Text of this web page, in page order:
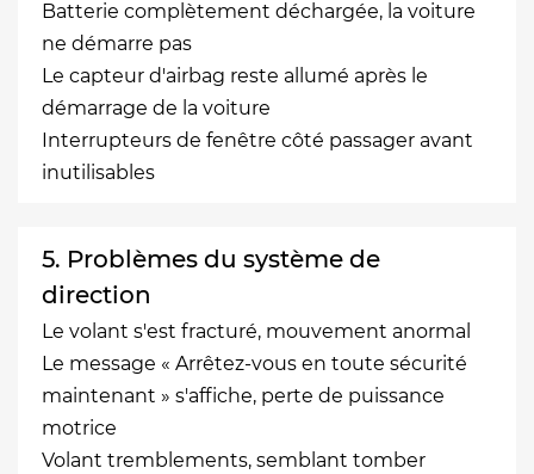
Batterie complètement déchargée, la voiture
ne démarre pas
Le capteur d'airbag reste allumé après le
démarrage de la voiture
Interrupteurs de fenêtre côté passager avant
inutilisables
5. Problèmes du système de
direction
Le volant s'est fracturé, mouvement anormal
Le message « Arrêtez-vous en toute sécurité
maintenant » s'affiche, perte de puissance
motrice
Volant tremblements, semblant tomber